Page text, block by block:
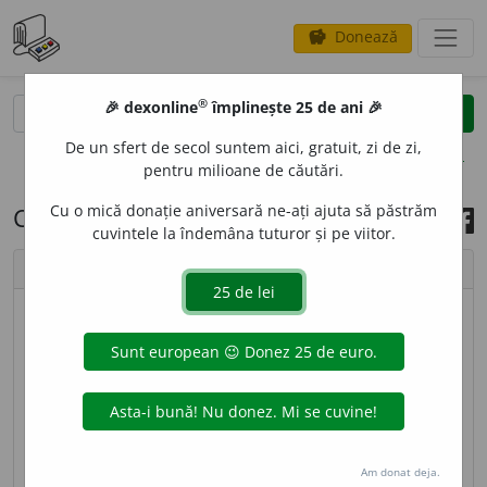
savings Donează
opțiuni
Cuvântul zilei, 25 iunie 2024
imagine © Cristina Monea
TIC, -Ă, neritici, -ce, adj. 1.(În sintagma)Regiune
zonă) neritică= zonă a fundului mării situată în
adâncimi ale apei mai mici de 200 de metri.2.Care
🎉 dexonline® împlinește 25 de ani 🎉
De un sfert de secol suntem aici, gratuit, zi de zi,
pentru milioane de căutări.
Cu o mică donație aniversară ne-ați ajuta să păstrăm
cuvintele la îndemâna tuturor și pe viitor.
Am donat deja.